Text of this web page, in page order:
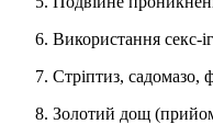
Використання секс-
Стріптиз, садомазо,
Золотий дощ